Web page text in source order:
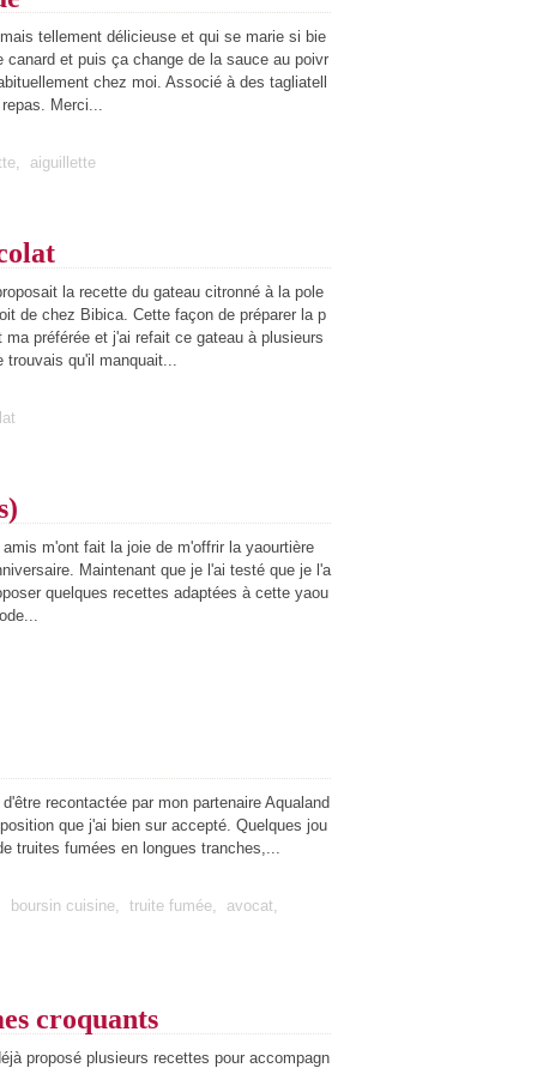
tellement délicieuse et qui se marie si bie
canard et puis ça change de la sauce au poivr
chez moi. Associé à des tagliatell
Merci...
, aiguillette
la recette du gateau citronné à la pole
de chez Bibica. Cette façon de préparer la p
ma préférée et j'ai refait ce gateau à plusieurs
trouvais qu'il manquait...
m'ont fait la joie de m'offrir la yaourtière
Maintenant que je l'ai testé que je l'a
quelques recettes adaptées à cette yaou
recontactée par mon partenaire Aqualand
que j'ai bien sur accepté. Quelques jou
truites fumées en longues tranches,...
boursin cuisine, truite fumée, avocat,
croquants
proposé plusieurs recettes pour accompagn